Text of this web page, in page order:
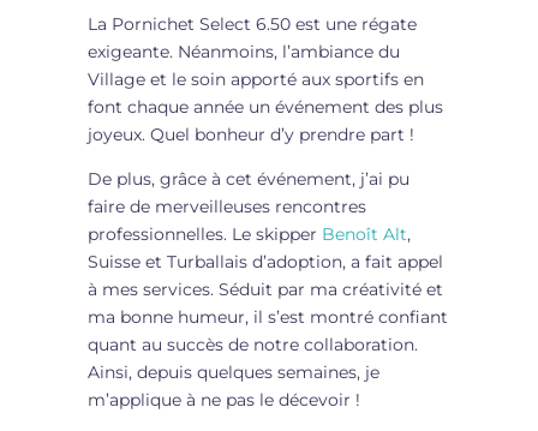
La Pornichet Select 6.50 est une régate
exigeante. Néanmoins, l’ambiance du
Village et le soin apporté aux sportifs en
font chaque année un événement des plus
joyeux. Quel bonheur d’y prendre part !
De plus, grâce à cet événement, j’ai pu
faire de merveilleuses rencontres
professionnelles. Le skipper Benoît Alt,
Suisse et Turballais d’adoption, a fait appel
à mes services. Séduit par ma créativité et
ma bonne humeur, il s’est montré confiant
quant au succès de notre collaboration.
Ainsi, depuis quelques semaines, je
m’applique à ne pas le décevoir !